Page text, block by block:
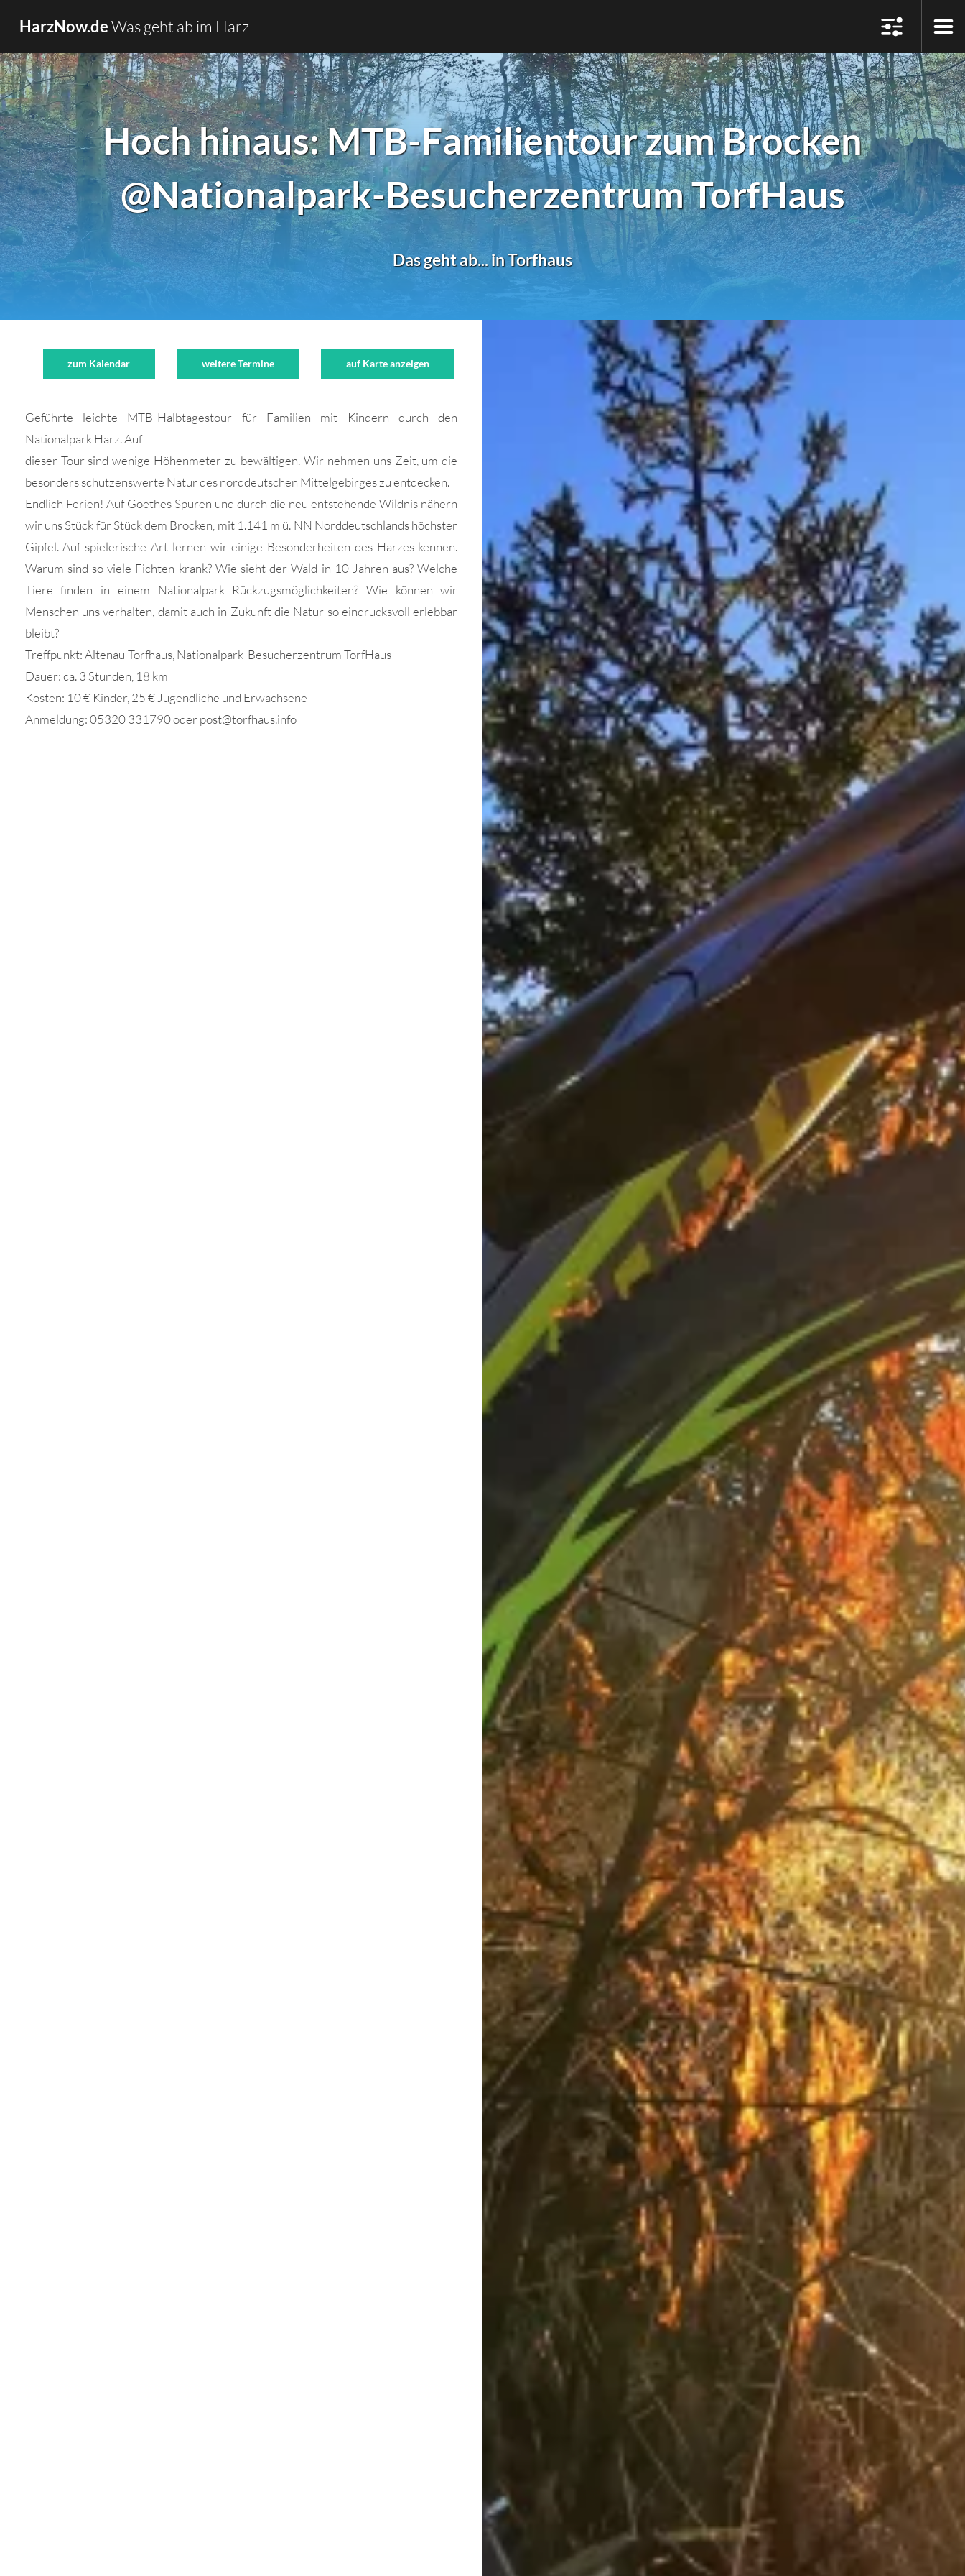
HarzNow.deWas geht ab im Harz
Hoch hinaus: MTB-Familientour zum Brocken
@Nationalpark-Besucherzentrum TorfHaus
Das geht ab... in Torfhaus
zum Kalendar weitere Termine auf Karte anzeigen
Geführte leichte MTB-Halbtagestour für Familien mit Kindern durch den
Nationalpark Harz. Auf
dieser Tour sind wenige Höhenmeter zu bewältigen. Wir nehmen uns Zeit, um die
besonders schützenswerte Natur des norddeutschen Mittelgebirges zu entdecken.
Endlich Ferien! Auf Goethes Spuren und durch die neu entstehende Wildnis nähern
wir uns Stück für Stück dem Brocken, mit 1.141 m ü. NN Norddeutschlands höchster
Gipfel. Auf spielerische Art lernen wir einige Besonderheiten des Harzes kennen.
Warum sind so viele Fichten krank? Wie sieht der Wald in 10 Jahren aus? Welche
Tiere finden in einem Nationalpark Rückzugsmöglichkeiten? Wie können wir
Menschen uns verhalten, damit auch in Zukunft die Natur so eindrucksvoll erlebbar
bleibt?
Treffpunkt: Altenau-Torfhaus, Nationalpark-Besucherzentrum TorfHaus
Dauer: ca. 3 Stunden, 18 km
Kosten: 10 € Kinder, 25 € Jugendliche und Erwachsene
Anmeldung: 05320 331790 oder post@torfhaus.info